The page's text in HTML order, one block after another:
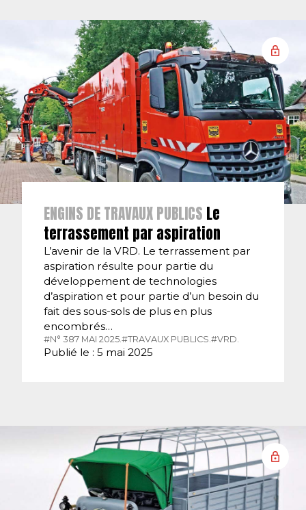
ENGINS DE TRAVAUX PUBLICS Le
terrassement par aspiration
L’avenir de la VRD. Le terrassement par
aspiration résulte pour partie du
développement de technologies
d’aspiration et pour partie d’un besoin du
fait des sous-sols de plus en plus
encombrés…
#N° 387 MAI 2025. #TRAVAUX PUBLICS. #VRD.
Publié le : 5 mai 2025